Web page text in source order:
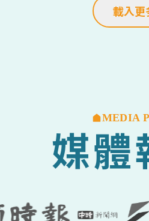
載入更
MEDIA
媒體